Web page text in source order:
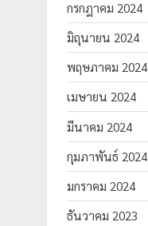
กรกฎาคม 2024
มิถุนายน 2024
พฤษภาคม 2024
เมษายน 2024
มีนาคม 2024
กุมภาพันธ์ 2024
มกราคม 2024
ธันวาคม 2023